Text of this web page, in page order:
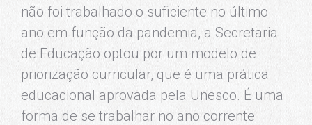
não foi trabalhado o suficiente no último
ano em função da pandemia, a Secretaria
de Educação optou por um modelo de
priorização curricular, que é uma prática
educacional aprovada pela Unesco. É uma
forma de se trabalhar no ano corrente